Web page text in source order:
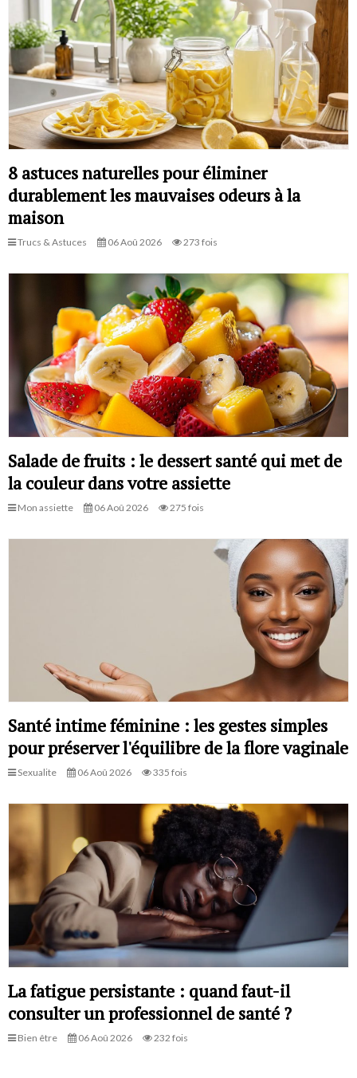
8 astuces naturelles pour éliminer
durablement les mauvaises odeurs à la
maison
Trucs & Astuces 06 Aoû 2026 273 fois
Salade de fruits : le dessert santé qui met de
la couleur dans votre assiette
Mon assiette 06 Aoû 2026 275 fois
Santé intime féminine : les gestes simples
pour préserver l'équilibre de la flore vaginale
Sexualite 06 Aoû 2026 335 fois
La fatigue persistante : quand faut-il
consulter un professionnel de santé ?
Bien être 06 Aoû 2026 232 fois